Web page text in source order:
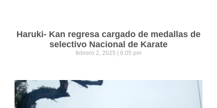
Haruki- Kan regresa cargado de medallas de
selectivo Nacional de Karate
febrero 2, 2025 6:05 pm